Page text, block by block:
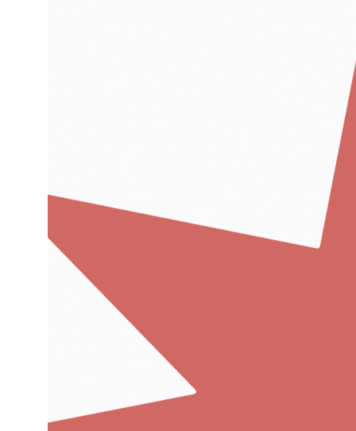
ТОЖЕ ХОТИТЕ МОДНЫЙ МЕРЧ?
ДАВАЙТЕ СВЯЖЕМСЯ И ОБСУДИМ ДЕТАЛИ!
ОСТАВИТЬ КОНТАКТЫ